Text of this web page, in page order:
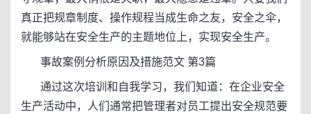
真正把规章制度、操作规程当成生命之友，安全之伞，
就能够站在安全生产的主题地位上，实现安全生产。
事故案例分析原因及措施范文 第3篇
通过这次培训和自我学习，我们知道：在企业安全
生产活动中，人们通常把管理者对员工提出安全规范要